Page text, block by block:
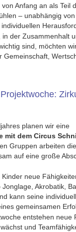
Anfang an als Teil
– unabhängig von
der Zusammenhalt
sind, möchten
Gemeinschaft,
planen wir eine
mit dem Circus
Gruppen arbeiten
auf eine große
neue
Akrobatik,
kann seine
gemeinsamen
entstehen neue
und